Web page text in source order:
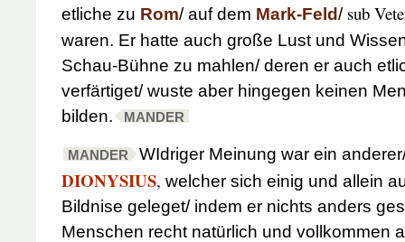
etliche zu Rom/ auf dem Mark-Feld/ sub
waren. Er hatte auch große Lust und
Schau-Bühne zu mahlen/ deren er auch
verfärtiget/ wuste aber hingegen keinen
bilden.
MANDER
MANDER WIdriger Meinung war ein
DIONYSIUS, welcher sich einig und allein
Bildnise geleget/ indem er nichts anders
Menschen recht natürlich und vollkommen